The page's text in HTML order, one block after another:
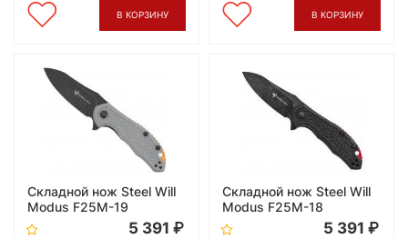
В КОРЗИНУ В КОРЗИНУ
Складной нож Steel Will
Modus F25M-19
5 391
Складной нож Steel Will
Modus F25M-18
5 391